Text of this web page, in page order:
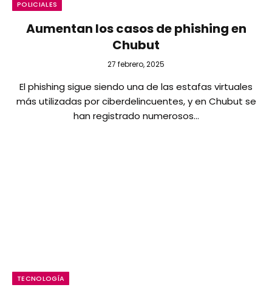
POLICIALES
Aumentan los casos de phishing en
Chubut
27 febrero, 2025
El phishing sigue siendo una de las estafas virtuales
más utilizadas por ciberdelincuentes, y en Chubut se
han registrado numerosos…
TECNOLOGÍA